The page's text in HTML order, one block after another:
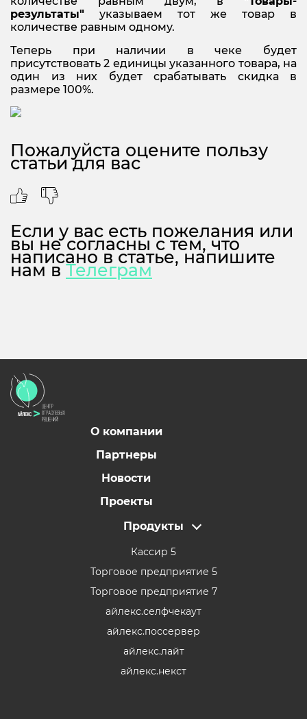
результаты" указываем тот же товар в
количестве равным одному.
Теперь при наличии в чеке будет
присутствовать 2 единицы указанного товара, на
один из них будет срабатывать скидка в
размере 100%.
Пожалуйста оцените пользу
статьи для вас
Если у вас есть пожелания или
вы не согласны с тем, что
написано в статье, напишите
нам вТелеграм
О компании
Партнеры
Новости
Проекты
Продукты
Кассир 5
Торговое предприятие 5
Торговое предприятие 7
айлекс.селфчекаут
айлекс.поссервер
айлекс.лайт
айлекс.некст